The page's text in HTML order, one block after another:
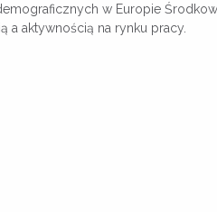
w Europie
aktywnością na rynku pracy.